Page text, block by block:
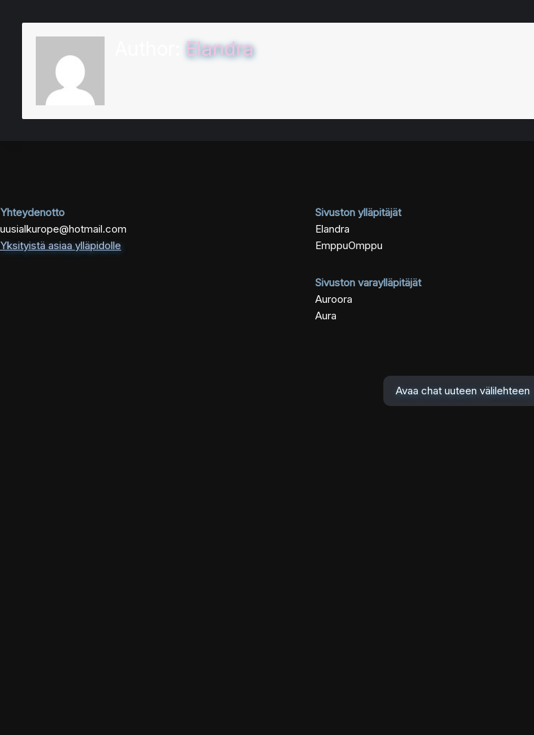
Elandra
Yhteydenotto
uusialkurope@hotmail.com
Yksityistä asiaa ylläpidolle
Sivuston ylläpitäjät
Elandra
EmppuOmppu
Sivuston varaylläpitäjät
Auroora
Aura
Avaa chat uuteen välilehteen